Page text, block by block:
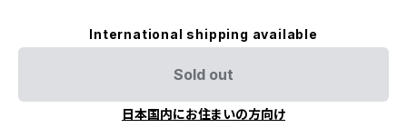
International shipping available
Sold out
日本国内にお住まいの方向け